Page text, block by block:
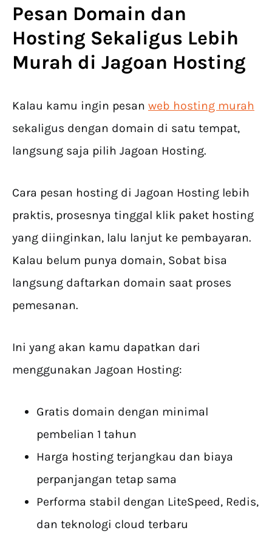
Pesan Domain dan
Hosting Sekaligus Lebih
Murah di Jagoan Hosting
Kalau kamu ingin pesan web hosting murah
sekaligus dengan domain di satu tempat,
langsung saja pilih Jagoan Hosting.
Cara pesan hosting di Jagoan Hosting lebih
praktis, prosesnya tinggal klik paket hosting
yang diinginkan, lalu lanjut ke pembayaran.
Kalau belum punya domain, Sobat bisa
langsung daftarkan domain saat proses
pemesanan.
Ini yang akan kamu dapatkan dari
menggunakan Jagoan Hosting:
Gratis domain dengan minimal
pembelian 1 tahun
Harga hosting terjangkau dan biaya
perpanjangan tetap sama
Performa stabil dengan LiteSpeed, Redis,
dan teknologi cloud terbaru